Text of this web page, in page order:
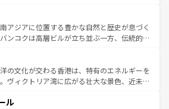
れながら、韓国の多彩な魅力を心ゆくまで味
わってみてほしい。 なお、新着の韓国情報はコンテンツ一
ほしい。
共に伝統が息づく。ハノイの古い町並みやホ
フランス統治時代の建物も、独特の雰囲気を
る。また、バラエティの豊かさとおいしさで
やバインミー、ベトナムコーヒーなどは、ぜ
いたい。どの地域を訪れてもあたたかい人々
えてくれるので、きっと忘れられない旅にな
い。
アジアに位置する豊かな自然と歴史が息づく
ンコクは高層ビルが立ち並ぶ一方、伝統的な
している。北部ではチェンマイなどの山岳地
れ合い、南部ではプーケットやクラビの美し
ゾート気分を楽しむことができる。タイ料理
は一年中温暖で、どの季節にも異なる楽しみ
の文化が交わる香港は、特有のエネルギーを
ヴィクトリア湾に広がる壮大な景色、近未来
れても感動するはず。観光スポットが密集し
ル